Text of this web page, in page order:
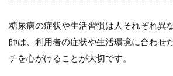
糖尿病の症状や生活習慣は人それぞれ異
師は、利用者の症状や生活環境に合わせ
チを心がけることが大切です。